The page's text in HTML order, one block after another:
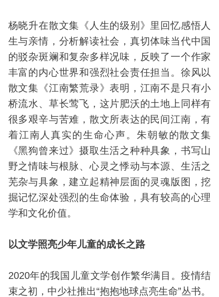
杨晓升在散文集《人生的级别》里回忆感悟人
生与亲情，分析解读社会，真切体味当代中国
的驳杂斑斓和复杂多样况味，反映了一个作家
丰富的内心世界和强烈社会责任担当。徐风以
散文集《江南繁荒录》表明，江南不是只有小
桥流水、草长莺飞，这片肥沃的土地上同样有
很多艰辛与苦难，散文所表达的民间江南，有
着江南人真实的生命心声。朱朝敏的散文集
《黑狗曾来过》摄取生活之种种具象，书写山
野之情味与根脉、心灵之悸动与本源、生活之
芜杂与具象，建立起精神层面的灵魂版图，挖
掘记忆深处强烈的生命体验，具有较高的心理
学和文化价值。
以文学照亮少年儿童的成长之路
2020年的我国儿童文学创作繁华满目。疫情结
束之初，中少社推出“抱抱地球点亮生命”丛书。